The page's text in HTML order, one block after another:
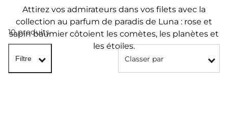
Attirez vos admirateurs dans vos filets avec la
collection au parfum de paradis de Luna : rose et
sapin baumier côtoient les comètes, les planètes et
les étoiles.
10 produits
Filtre Classer par